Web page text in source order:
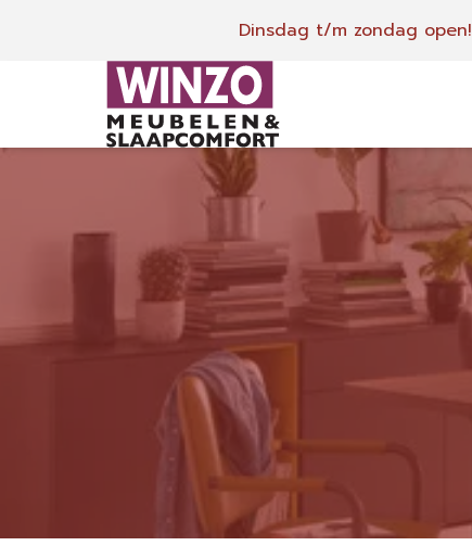
Dinsdag t/m zondag open!